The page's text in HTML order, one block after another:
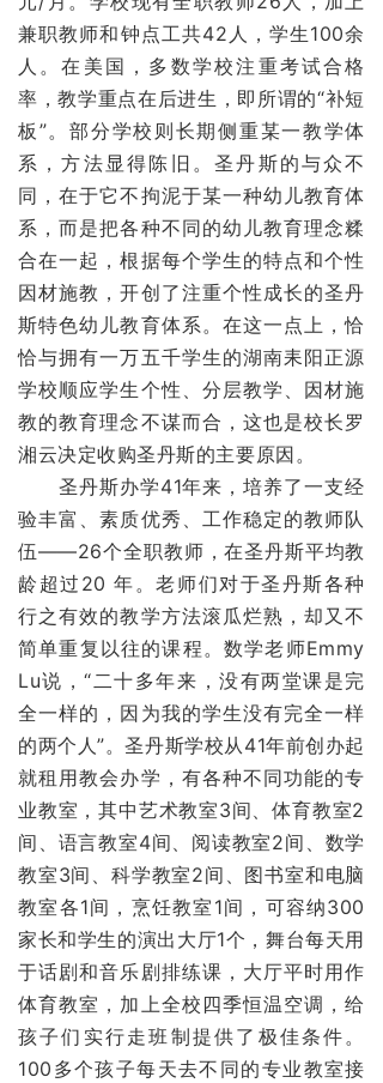
兼职教师和钟点工共42人，学生100余
人。在美国，多数学校注重考试合格
率，教学重点在后进生，即所谓的“补短
板”。部分学校则长期侧重某一教学体
系，方法显得陈旧。圣丹斯的与众不
同，在于它不拘泥于某一种幼儿教育体
系，而是把各种不同的幼儿教育理念糅
合在一起，根据每个学生的特点和个性
因材施教，开创了注重个性成长的圣丹
斯特色幼儿教育体系。在这一点上，恰
恰与拥有一万五千学生的湖南耒阳正源
学校顺应学生个性、分层教学、因材施
教的教育理念不谋而合，这也是校长罗
湘云决定收购圣丹斯的主要原因。
圣丹斯办学41年来，培养了一支经
验丰富、素质优秀、工作稳定的教师队
伍——26个全职教师，在圣丹斯平均教
龄超过20 年。老师们对于圣丹斯各种
行之有效的教学方法滚瓜烂熟，却又不
简单重复以往的课程。数学老师Emmy
Lu说，“二十多年来，没有两堂课是完
全一样的，因为我的学生没有完全一样
的两个人”。圣丹斯学校从41年前创办起
就租用教会办学，有各种不同功能的专
业教室，其中艺术教室3间、体育教室2
间、语言教室4间、阅读教室2间、数学
教室3间、科学教室2间、图书室和电脑
教室各1间，烹饪教室1间，可容纳300
家长和学生的演出大厅1个，舞台每天用
于话剧和音乐剧排练课，大厅平时用作
体育教室，加上全校四季恒温空调，给
孩子们实行走班制提供了极佳条件。
100多个孩子每天去不同的专业教室接